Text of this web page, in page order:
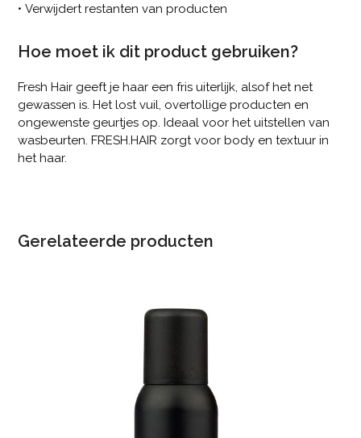
• Verwijdert restanten van producten
Hoe moet ik dit product gebruiken?
Fresh Hair geeft je haar een fris uiterlijk, alsof het net
gewassen is. Het lost vuil, overtollige producten en
ongewenste geurtjes op. Ideaal voor het uitstellen van
wasbeurten. FRESH.HAIR zorgt voor body en textuur in
het haar.
Gerelateerde producten